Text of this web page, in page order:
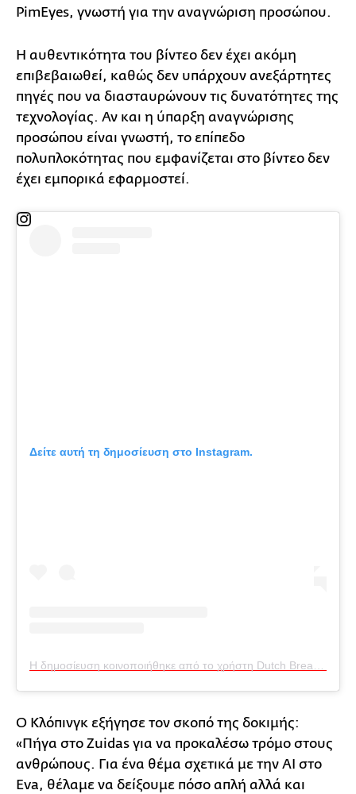
PimEyes, γνωστή για την αναγνώριση προσώπου.
Η αυθεντικότητα του βίντεο δεν έχει ακόμη
επιβεβαιωθεί, καθώς δεν υπάρχουν ανεξάρτητες
πηγές που να διασταυρώνουν τις δυνατότητες της
τεχνολογίας. Αν και η ύπαρξη αναγνώρισης
προσώπου είναι γνωστή, το επίπεδο
πολυπλοκότητας που εμφανίζεται στο βίντεο δεν
έχει εμπορικά εφαρμοστεί.
Δείτε αυτή τη δημοσίευση στο Instagram.
Ο Κλόπινγκ εξήγησε τον σκοπό της δοκιμής:
«Πήγα στο Zuidas για να προκαλέσω τρόμο στους
ανθρώπους. Για ένα θέμα σχετικά με την AI στο
Eva, θέλαμε να δείξουμε πόσο απλή αλλά και